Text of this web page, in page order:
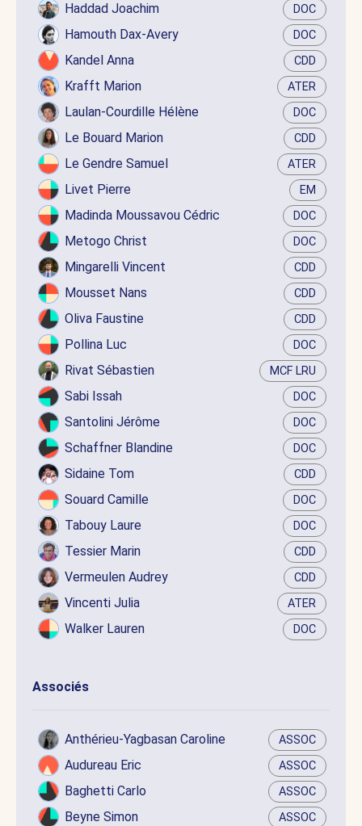
Haddad Joachim DOC
Hamouth Dax-Avery DOC
Kandel Anna CDD
Krafft Marion ATER
Laulan-Courdille Hélène DOC
Le Bouard Marion CDD
Le Gendre Samuel ATER
Livet Pierre EM
Madinda Moussavou Cédric DOC
Metogo Christ DOC
Mingarelli Vincent CDD
Mousset Nans CDD
Oliva Faustine CDD
Pollina Luc DOC
Rivat Sébastien MCF LRU
Sabi Issah DOC
Santolini Jérôme DOC
Schaffner Blandine DOC
Sidaine Tom CDD
Souard Camille DOC
Tabouy Laure DOC
Tessier Marin CDD
Vermeulen Audrey CDD
Vincenti Julia ATER
Walker Lauren DOC
Associés
Anthérieu-Yagbasan Caroline ASSOC
Audureau Eric ASSOC
Baghetti Carlo ASSOC
Beyne Simon ASSOC